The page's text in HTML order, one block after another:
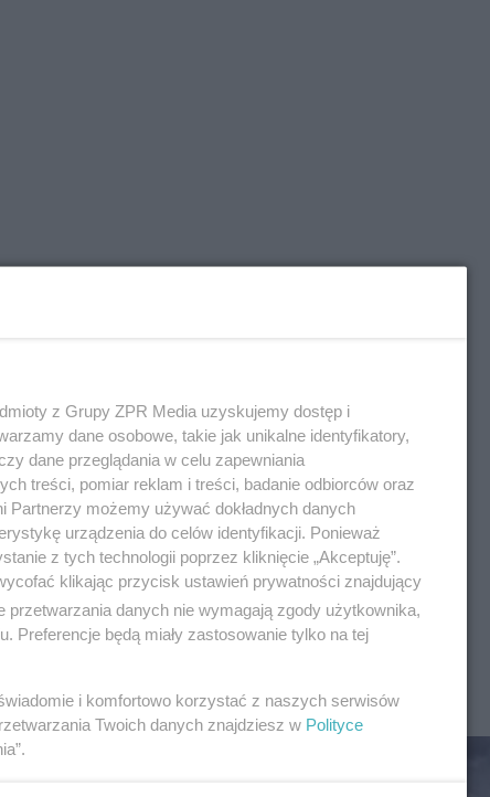
z Grupy ZPR Media uzyskujemy dostęp i
dane osobowe, takie jak unikalne identyfikatory,
dane przeglądania w celu zapewniania
treści, pomiar reklam i treści, badanie odbiorców oraz
Partnerzy możemy używać dokładnych danych
urządzenia do celów identyfikacji. Ponieważ
z tych technologii poprzez kliknięcie „Akceptuję”.
klikając przycisk ustawień prywatności znajdujący
przetwarzania danych nie wymagają zgody użytkownika,
Preferencje będą miały zastosowanie tylko na tej
i komfortowo korzystać z naszych serwisów
Twoich danych znajdziesz w Polityce